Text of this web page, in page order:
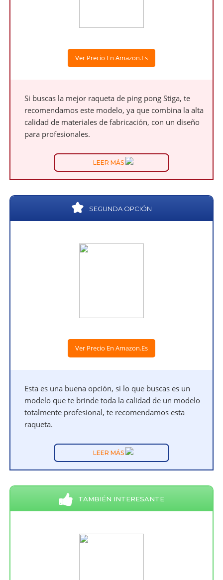
Ver Precio En Amazon.es
Si buscas la mejor raqueta de ping pong Stiga, te
recomendamos este modelo, ya que combina la alta
calidad de materiales de fabricación, con un diseño
para profesionales.
LEER MÁS
SEGUNDA OPCIÓN
Ver Precio En Amazon.es
Esta es una buena opción, si lo que buscas es un
modelo que te brinde toda la calidad de un modelo
totalmente profesional, te recomendamos esta
raqueta.
LEER MÁS
TAMBIÉN INTERESANTE